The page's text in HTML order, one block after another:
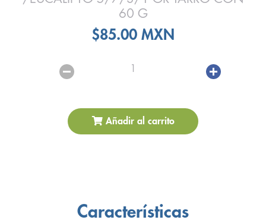
60 G
$85.00 MXN
1
Añadir al carrito
Características